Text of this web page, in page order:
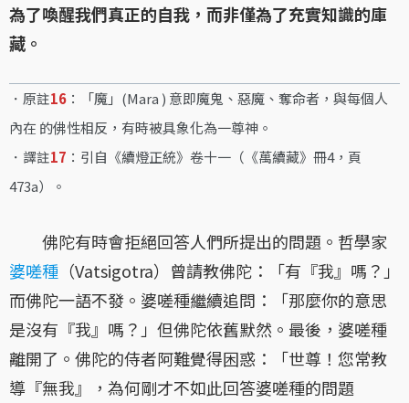
為了喚醒我們真正的自我，而非僅為了充實知識的庫
藏。
．原註16 ：「魔」(Mara ) 意即魔鬼、惡魔、奪命者，與每個人
內在 的佛性相反，有時被具象化為一尊神。
．譯註17 ：引自《續燈正統》卷十一（《萬續藏》冊4，頁
473a）。
佛陀有時會拒絕回答人們所提出的問題。哲學家
婆嗟種 （Vatsigotra）曾請教佛陀：「有『我』嗎？」
而佛陀一語不發。婆嗟種繼續追問：「那麼你的意思
是沒有『我』嗎？」但佛陀依舊默然。最後，婆嗟種
離開了。佛陀的侍者阿難覺得困惑：「世尊！您常教
導『無我』，為何剛才不如此回答婆嗟種的問題